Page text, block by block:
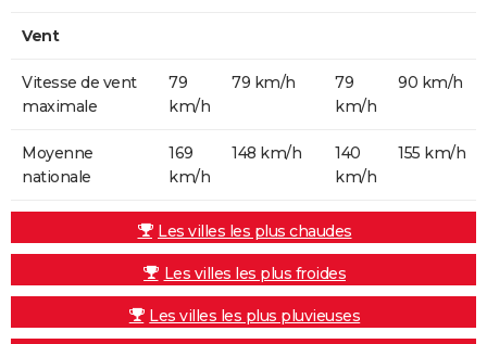
Vent
Vitesse de vent
maximale
79
km/h
79 km/h
79
km/h
90 km/h
Moyenne
nationale
169
km/h
148 km/h
140
km/h
155 km/h
Les villes les plus chaudes
Les villes les plus froides
Les villes les plus pluvieuses